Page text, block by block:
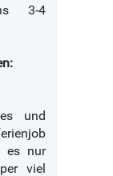
3-4
und
es nur
viel